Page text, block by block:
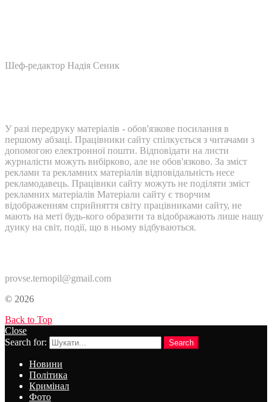
Шеф-редактор Надія Сеник
У разі передруку матеріалів - обов'язкове посилання в
першому абзаці. Працівники сайту спілкується з читачами з
допомогою електронної пошти. Відповідати на листи
журналісти можуть вибірково, але не обов'язково. За зміст
реклами та рекламних матеріалів відповідальність несе
рекламодавець. Працівнки сайту можуть не поділяти зміст
рекламних матеріалів Матеріали сайту є творчим
відображенням сприйняття світу працівниками сайту, не
мають на меті будь-кого образити та відображають лише нашу
дуику на світ, події, що в ньому відбуваються.
provse.ternopil@gmail.com
© 2026
Back to Top
Close
Search for:
Search
Новини
Політика
Кримінал
Фото